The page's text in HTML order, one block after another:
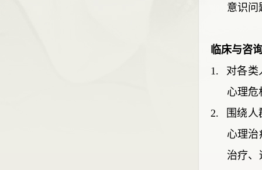
意识问
临床与咨
1.
对各类
心理危
2.
围绕
心理治
治疗、